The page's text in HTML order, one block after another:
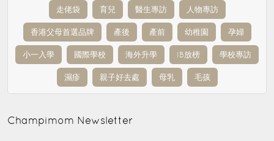
走佬袋 育兒 醫生專訪 人物專訪
香港父母首選品牌 產後 產前 幼稚園 孕婦
小一入學 國際學校 海外升學 IB放榜 學校專訪
濕疹 親子好去處 母乳 毛孩
Champimom Newsletter